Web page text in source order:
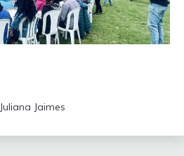
Juliana Jaimes